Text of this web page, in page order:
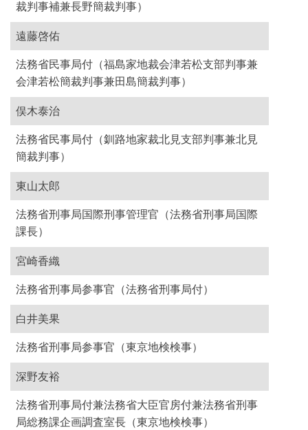
裁判事補兼長野簡裁判事）
遠藤啓佑
法務省民事局付（福島家地裁会津若松支部判事兼
会津若松簡裁判事兼田島簡裁判事）
俣木泰治
法務省民事局付（釧路地家裁北見支部判事兼北見
簡裁判事）
東山太郎
法務省刑事局国際刑事管理官（法務省刑事局国際
課長）
宮崎香織
法務省刑事局参事官（法務省刑事局付）
白井美果
法務省刑事局参事官（東京地検検事）
深野友裕
法務省刑事局付兼法務省大臣官房付兼法務省刑事
局総務課企画調査室長（東京地検検事）